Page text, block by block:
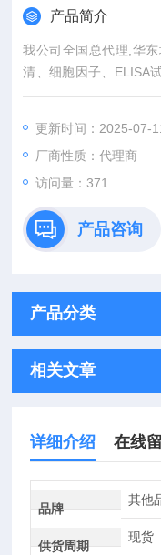
产品简介
我公司全国总代理,华
清、细胞因子、ELISA
培养基、一抗、二抗、
更新时间：2025-07-
厂商性质：代理商
访问量：371
产品咨询
产品分类
相关文章
详细介绍 在线
品牌
其他
供货周期
现货